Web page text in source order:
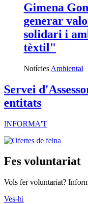
Gimena
generar
solidari i
tèxtil"
Notícies Ambiental
Servei
entitats
INFORMA'T
Fes voluntariat
Vols fer voluntariat?
Ves-hi